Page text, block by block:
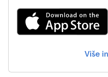
Više